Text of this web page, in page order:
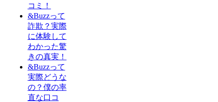
コミ！
&Buzzって
詐欺？実際
に体験して
わかった驚
きの真実！
&Buzzって
実際どうな
の？僕の率
直な口コ